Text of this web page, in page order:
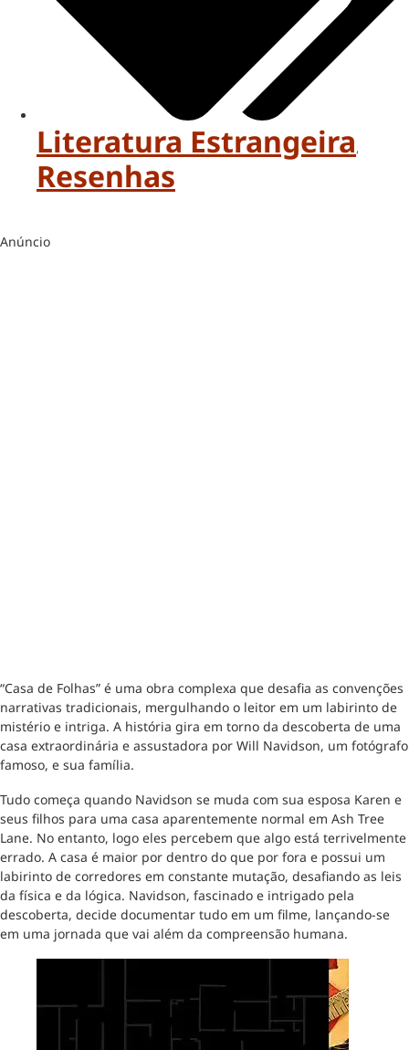
Literatura Estrangeira,
Resenhas
Anúncio
“Casa de Folhas” é uma obra complexa que desafia as convenções
narrativas tradicionais, mergulhando o leitor em um labirinto de
mistério e intriga. A história gira em torno da descoberta de uma
casa extraordinária e assustadora por Will Navidson, um fotógrafo
famoso, e sua família.
Tudo começa quando Navidson se muda com sua esposa Karen e
seus filhos para uma casa aparentemente normal em Ash Tree
Lane. No entanto, logo eles percebem que algo está terrivelmente
errado. A casa é maior por dentro do que por fora e possui um
labirinto de corredores em constante mutação, desafiando as leis
da física e da lógica. Navidson, fascinado e intrigado pela
descoberta, decide documentar tudo em um filme, lançando-se
em uma jornada que vai além da compreensão humana.